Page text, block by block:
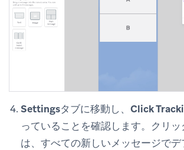
Settingsタブに移動し、 Click
っていることを確認します。クリ
は、すべての新しいメッセージで